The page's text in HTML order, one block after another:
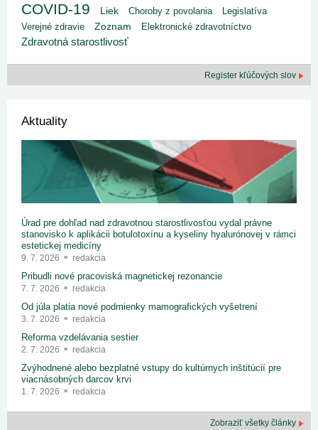
COVID-19 Liek Choroby z povolania
Legislatíva
Verejné zdravie
Zoznam Elektronické zdravotníctvo
Zdravotná starostlivosť
Register kľúčových slov
Aktuality
Úrad pre dohľad nad zdravotnou starostlivosťou vydal právne
stanovisko k aplikácii botulotoxínu a kyseliny hyalurónovej v rámci
estetickej medicíny
9. 7. 2026 redakcia
Pribudli nové pracoviská magnetickej rezonancie
7. 7. 2026 redakcia
Od júla platia nové podmienky mamografických vyšetrení
3. 7. 2026 redakcia
Reforma vzdelávania sestier
2. 7. 2026 redakcia
Zvýhodnené alebo bezplatné vstupy do kultúrnych inštitúcií pre
viacnásobných darcov krvi
1. 7. 2026 redakcia
Zobraziť všetky články